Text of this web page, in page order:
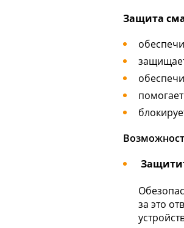
Защита
за это